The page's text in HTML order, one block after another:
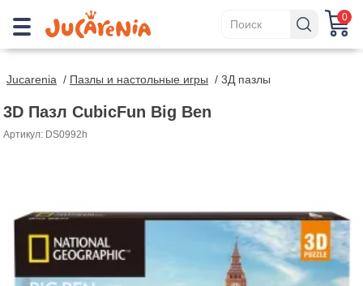
0
Jucarenia / Пазлы и настольные игры / 3Д пазлы
3D Пазл CubicFun Big Ben
Артикул: DS0992h